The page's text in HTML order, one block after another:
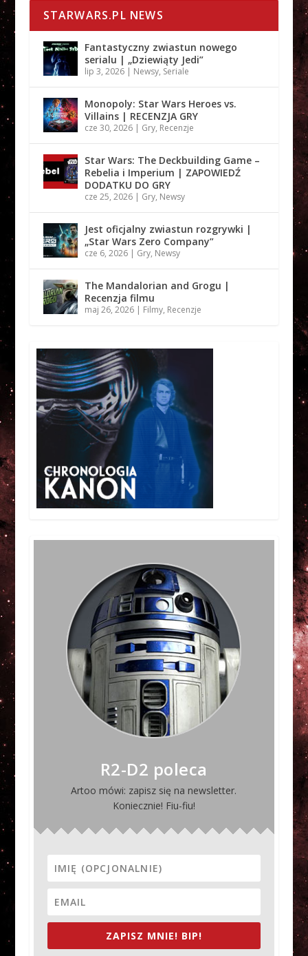
STARWARS.PL NEWS
Fantastyczny zwiastun nowego
serialu | „Dziewiąty Jedi”
lip 3, 2026| Newsy, Seriale
Monopoly: Star Wars Heroes vs.
Villains | RECENZJA GRY
cze 30, 2026| Gry, Recenzje
Star Wars: The Deckbuilding Game –
Rebelia i Imperium | ZAPOWIEDŹ
DODATKU DO GRY
cze 25, 2026| Gry, Newsy
Jest oficjalny zwiastun rozgrywki |
„Star Wars Zero Company”
cze 6, 2026| Gry, Newsy
The Mandalorian and Grogu |
Recenzja filmu
maj 26, 2026| Filmy, Recenzje
R2-D2 poleca
Artoo mówi: zapisz się na newsletter.
Koniecznie! Fiu-fiu!
ZAPISZ MNIE! BIP!